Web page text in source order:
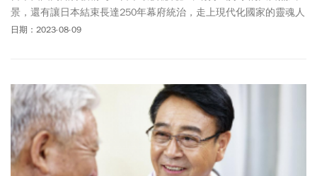
景，還有讓日本結束長達250年幕府統治，走上現代化國家的靈魂人
物、也是日本最受歡迎的歷史人物
7月更是接近100%。「桃園—高知」包機航線太受歡迎，高知縣、
台灣虎航及燦星旅遊決定延長包機時間，於10/28至明年3/31推出
秋冬航班，每周三、六出發。
日期：2023-08-09